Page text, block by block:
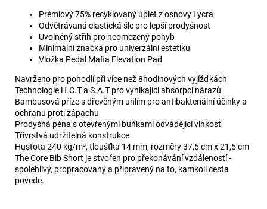
Prémiový 75% recyklovaný úplet z osnovy Lycra
Odvětrávaná elastická šle pro lepší prodyšnost
Uvolněný střih pro neomezený pohyb
Minimální značka pro univerzální estetiku
Vložka Pedal Mafia Elevation Pad
Navrženo pro pohodlí při více než 8hodinových vyjížďkách
Technologie H.C.T a S.A.T pro vynikající absorpci nárazů
Bambusová příze s dřevěným uhlím pro antibakteriální účinky a
ochranu proti zápachu
Prodyšná pěna s otevřenými buňkami odvádějící vlhkost
Třívrstvá udržitelná konstrukce
Hustota 240 kg/m³, tloušťka 14 mm, rozměry 37,5 cm x 21,5 cm
The Core Bib Short je stvořen pro překonávání vzdáleností -
spolehlivý, propracovaný a připravený na to, kamkoli cesta
povede.